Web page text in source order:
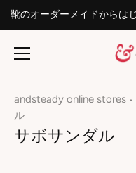
靴のオーダーメイドからは
andsteady online stores •
ル
サボサンダル